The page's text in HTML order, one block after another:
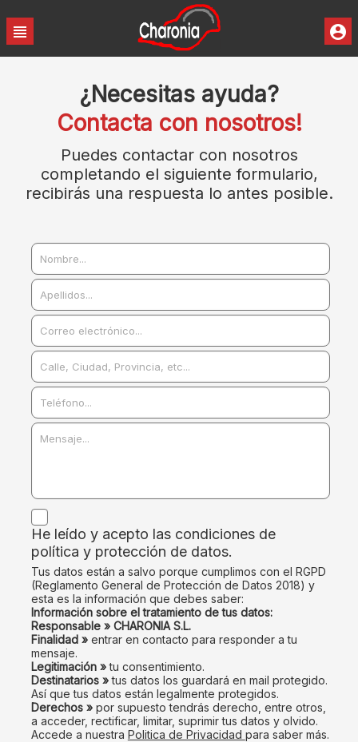
¿Necesitas ayuda?
Contacta con nosotros!
Puedes contactar con nosotros
completando el siguiente formulario,
recibirás una respuesta lo antes posible.
He leído y acepto las condiciones de
política y protección de datos.
Tus datos están a salvo porque cumplimos con el RGPD
(Reglamento General de Protección de Datos 2018) y
esta es la información que debes saber:
Información sobre el tratamiento de tus datos:
Responsable » CHARONIA S.L.
Finalidad »entrar en contacto para responder a tu
mensaje.
Legitimación »tu consentimiento.
Destinatarios »tus datos los guardará en mail protegido.
Así que tus datos están legalmente protegidos.
Derechos »por supuesto tendrás derecho, entre otros,
a acceder, rectificar, limitar, suprimir tus datos y olvido.
Accede a nuestra Politica de Privacidad para saber más.